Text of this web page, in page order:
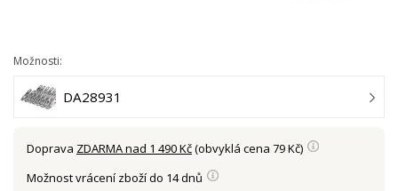
Možnosti:
DA28931
Doprava ZDARMA nad 1 490 Kč(obvyklá cena 79 Kč)
Možnost vrácení zboží do 14 dnů